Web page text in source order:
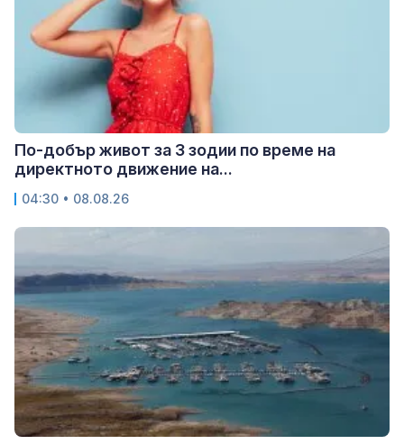
По-добър живот за 3 зодии по време на
директното движение на...
04:30 • 08.08.26